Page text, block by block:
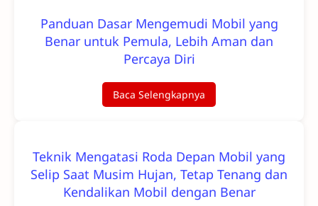
Panduan Dasar Mengemudi Mobil yang
Benar untuk Pemula, Lebih Aman dan
Percaya Diri
Baca Selengkapnya
Teknik Mengatasi Roda Depan Mobil yang
Selip Saat Musim Hujan, Tetap Tenang dan
Kendalikan Mobil dengan Benar